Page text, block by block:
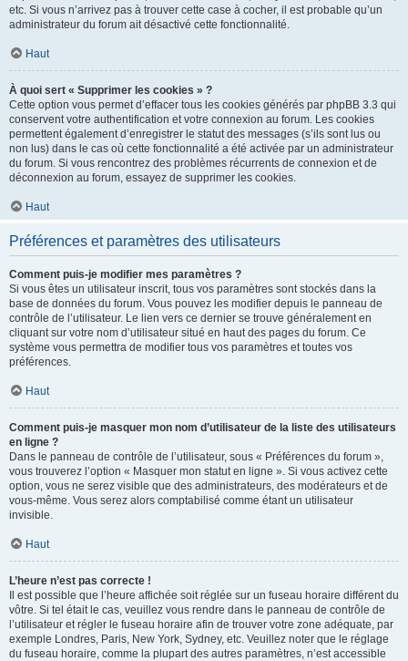
etc. Si vous n’arrivez pas à trouver cette case à cocher, il est probable qu’un
administrateur du forum ait désactivé cette fonctionnalité.
Haut
À quoi sert « Supprimer les cookies » ?
Cette option vous permet d’effacer tous les cookies générés par phpBB 3.3 qui
conservent votre authentification et votre connexion au forum. Les cookies
permettent également d’enregistrer le statut des messages (s’ils sont lus ou
non lus) dans le cas où cette fonctionnalité a été activée par un administrateur
du forum. Si vous rencontrez des problèmes récurrents de connexion et de
déconnexion au forum, essayez de supprimer les cookies.
Haut
Préférences et paramètres des utilisateurs
Comment puis-je modifier mes paramètres ?
Si vous êtes un utilisateur inscrit, tous vos paramètres sont stockés dans la
base de données du forum. Vous pouvez les modifier depuis le panneau de
contrôle de l’utilisateur. Le lien vers ce dernier se trouve généralement en
cliquant sur votre nom d’utilisateur situé en haut des pages du forum. Ce
système vous permettra de modifier tous vos paramètres et toutes vos
préférences.
Haut
Comment puis-je masquer mon nom d’utilisateur de la liste des utilisateurs
en ligne ?
Dans le panneau de contrôle de l’utilisateur, sous « Préférences du forum »,
vous trouverez l’option « Masquer mon statut en ligne ». Si vous activez cette
option, vous ne serez visible que des administrateurs, des modérateurs et de
vous-même. Vous serez alors comptabilisé comme étant un utilisateur
invisible.
Haut
L’heure n’est pas correcte !
Il est possible que l’heure affichée soit réglée sur un fuseau horaire différent du
vôtre. Si tel était le cas, veuillez vous rendre dans le panneau de contrôle de
l’utilisateur et régler le fuseau horaire afin de trouver votre zone adéquate, par
exemple Londres, Paris, New York, Sydney, etc. Veuillez noter que le réglage
du fuseau horaire, comme la plupart des autres paramètres, n’est accessible